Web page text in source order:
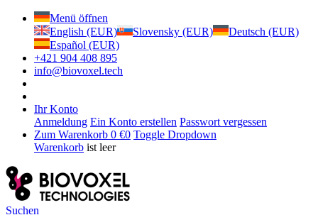
Menü öffnen
English (EUR)
Slovensky (EUR)
Deutsch (EUR)
Español (EUR)
+421 904 408 895
info@biovoxel.tech
Ihr Konto
Anmeldung Ein Konto erstellen Passwort vergessen
Zum Warenkorb 0 €0 Toggle Dropdown
Warenkorb ist leer
Suchen